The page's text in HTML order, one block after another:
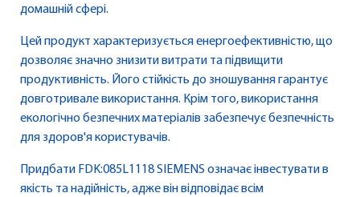
домашній сфері.
Цей продукт характеризується енергоефективністю, що
дозволяє значно знизити витрати та підвищити
продуктивність. Його стійкість до зношування гарантує
довготривале використання. Крім того, використання
екологічно безпечних матеріалів забезпечує безпечність
для здоров'я користувачів.
Придбати FDK:085L1118 SIEMENS означає інвестувати в
якість та надійність, адже він відповідає всім